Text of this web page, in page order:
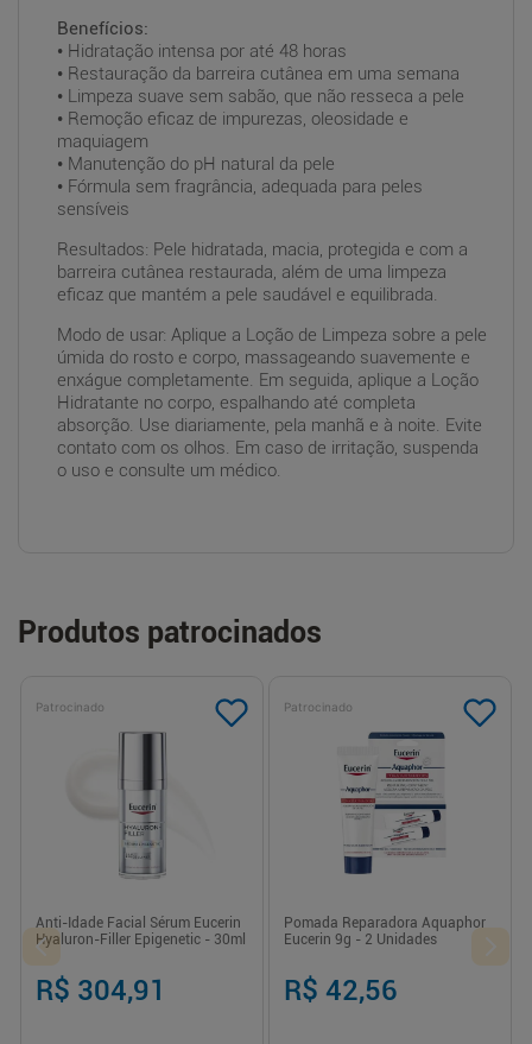
Benefícios:
• Hidratação intensa por até 48 horas
• Restauração da barreira cutânea em uma semana
• Limpeza suave sem sabão, que não resseca a pele
• Remoção eficaz de impurezas, oleosidade e
maquiagem
• Manutenção do pH natural da pele
• Fórmula sem fragrância, adequada para peles
sensíveis
Resultados: Pele hidratada, macia, protegida e com a
barreira cutânea restaurada, além de uma limpeza
eficaz que mantém a pele saudável e equilibrada.
Modo de usar: Aplique a Loção de Limpeza sobre a pele
úmida do rosto e corpo, massageando suavemente e
enxágue completamente. Em seguida, aplique a Loção
Hidratante no corpo, espalhando até completa
absorção. Use diariamente, pela manhã e à noite. Evite
contato com os olhos. Em caso de irritação, suspenda
o uso e consulte um médico.
Produtos patrocinados
Patrocinado
Anti-Idade Facial Sérum Eucerin
Hyaluron-Filler Epigenetic - 30ml
R$ 304,91
Patrocinado
Pomada Reparadora Aquaphor
Eucerin 9g - 2 Unidades
R$ 42,56